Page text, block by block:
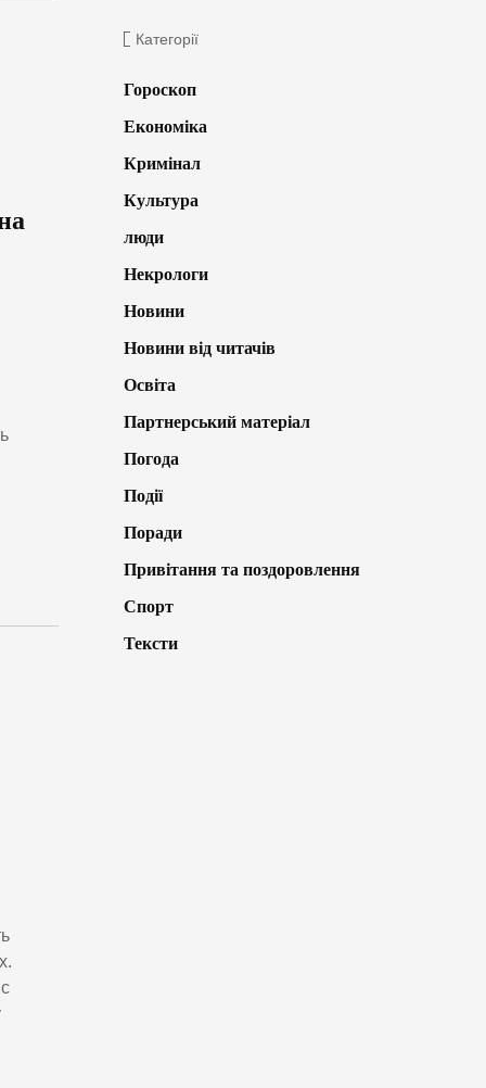
Категорії
Гороскоп
Економіка
Кримінал
Культура
люди
Некрологи
Новини
Новини від читачів
Освіта
Партнерський матеріал
Погода
Події
Поради
Привітання та поздоровлення
Спорт
Тексти